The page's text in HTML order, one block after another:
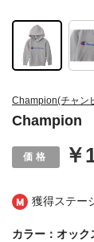
獲得ステー
Champion(チャン
Champion
￥
カラー：オッ